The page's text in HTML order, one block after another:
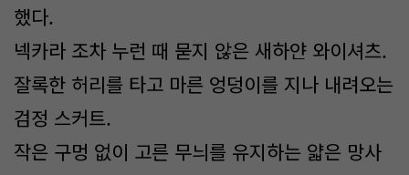
했다.
넥카라 조차 누런 때 묻지 않은 새하얀 와이셔츠.
잘록한 허리를 타고 마른 엉덩이를 지나 내려오는
검정 스커트.
작은 구멍 없이 고른 무늬를 유지하는 얇은 망사